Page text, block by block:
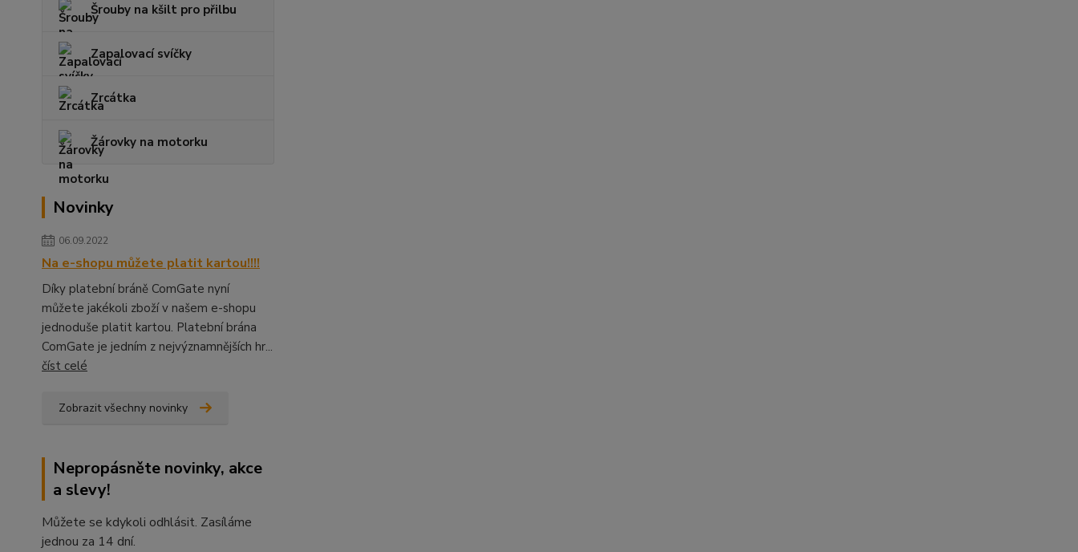
Šrouby na kšilt pro přilbu
Zapalovací svíčky
Zrcátka
Žárovky na motorku
Novinky
06.09.2022
Na e-shopu můžete platit kartou!!!!
Díky platební bráně ComGate nyní
můžete jakékoli zboží v našem e-shopu
jednoduše platit kartou. Platební brána
ComGate je jedním z nejvýznamnějších hr...
číst celé
Zobrazit všechny novinky
Nepropásněte novinky, akce
a slevy!
Můžete se kdykoli odhlásit. Zasíláme
jednou za 14 dní.